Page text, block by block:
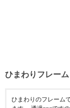
ひまわりフレーム
ひまわりのフレーム